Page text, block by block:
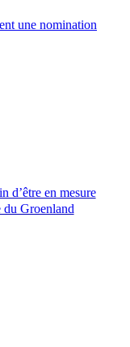
une nomination
d’être en mesure
du Groenland